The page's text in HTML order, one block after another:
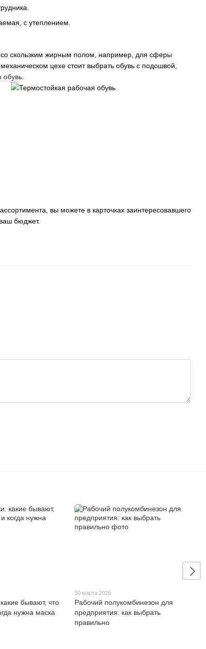
с утеплением.
со скользким жирным полом, например, для сферы
цехе стоит выбрать обувь с подошвой,
обувь.
вы можете в карточках заинтересовавшего
бюджет.
бывают, что
нужна маска
30 марта 2026
Рабочий полукомбинезон для
предприятия: как выбрать
правильно